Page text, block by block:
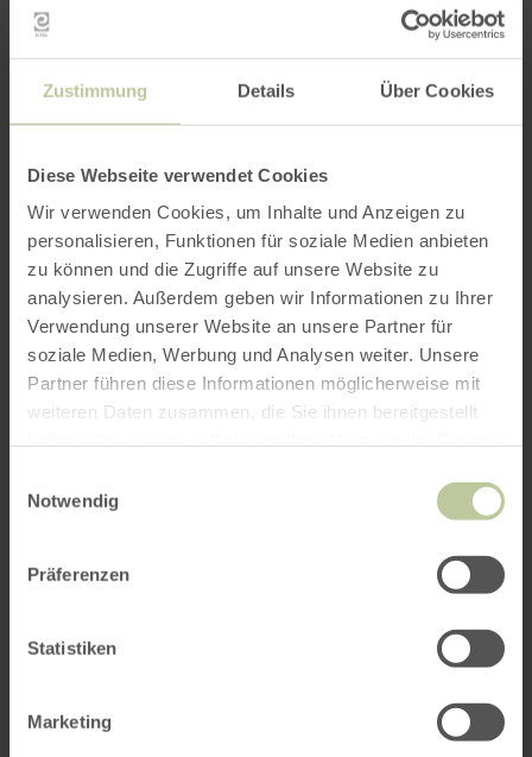
Zustimmung Details Über Cookies
Diese Webseite verwendet Cookies
Wir verwenden Cookies, um Inhalte und Anzeigen zu
personalisieren, Funktionen für soziale Medien anbieten
zu können und die Zugriffe auf unsere Website zu
analysieren. Außerdem geben wir Informationen zu Ihrer
Verwendung unserer Website an unsere Partner für
soziale Medien, Werbung und Analysen weiter. Unsere
Partner führen diese Informationen möglicherweise mit
weiteren Daten zusammen, die Sie ihnen bereitgestellt
Notwendig
Präferenzen
Statistiken
Marketing
afzonderlijke projecten helpen om de digitale
aanwezigheid van de bestemming Eifel en de
stad Aken te vergroten, de digitalisering te
bevorderen en zo de uitvoering van de strategie
Meer informatie over het project van Eifel
Tourismus GmbH
REACT-EU
financieringslogo's